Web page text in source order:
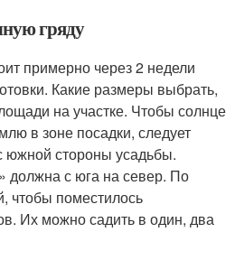
гряду
примерно через 2 недели
Какие размеры выбрать,
на участке. Чтобы солнце
в зоне посадки, следует
южной стороны усадьбы.
должна с юга на север. По
чтобы поместилось
Их можно садить в один, два